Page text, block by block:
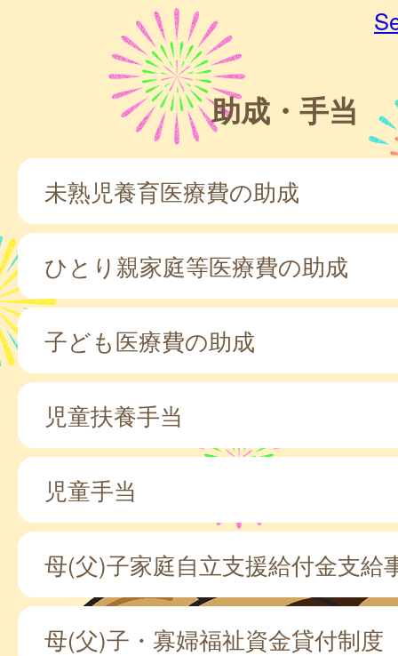
助成・手当
未熟児養育医療費の助成
ひとり親家庭等医療費の助成
子ども医療費の助成
児童扶養手当
児童手当
母(父)子家庭自立支援給付金支給
母(父)子・寡婦福祉資金貸付制度